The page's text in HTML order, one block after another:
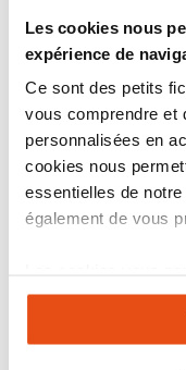
Les cookies nous
expérience de
Ce sont des petits
vous comprendre et
personnalisées en
cookies nous
essentielles de
également de vous
expérience
changer votre choix
tous les cookies
sécurité exigeants
cabanons.